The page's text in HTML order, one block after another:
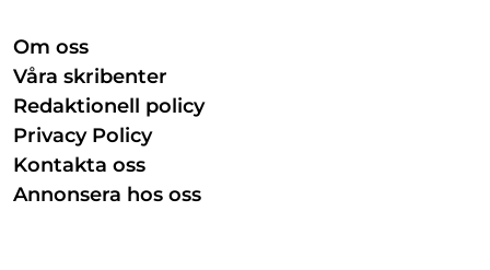
Om oss
Våra skribenter
Redaktionell policy
Privacy Policy
Kontakta oss
Annonsera hos oss